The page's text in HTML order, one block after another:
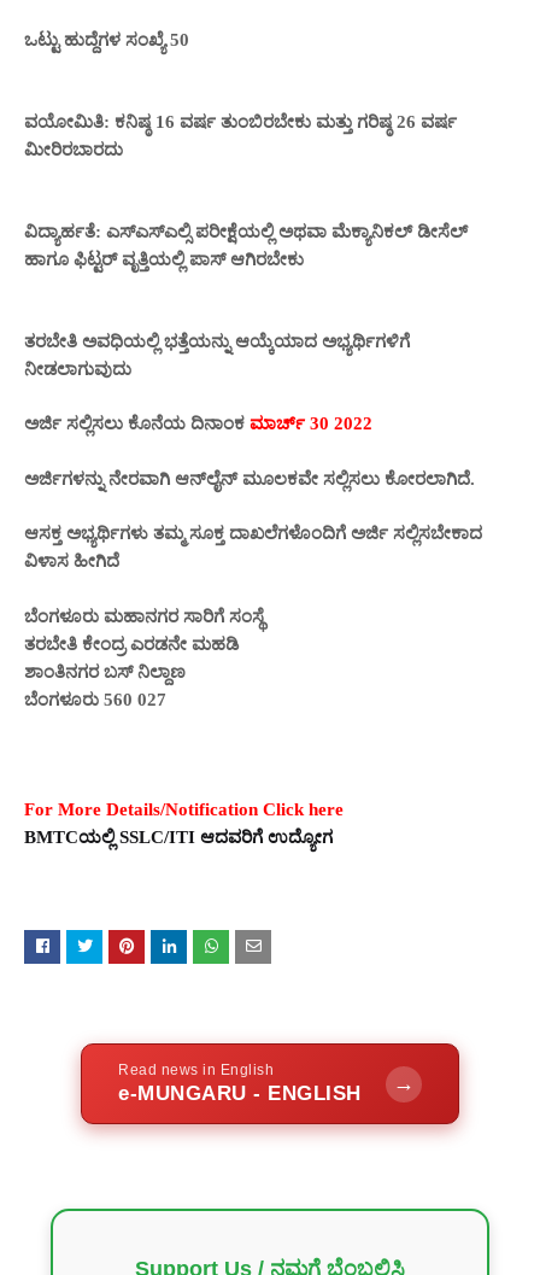
ಒಟ್ಟು ಹುದ್ದೆಗಳ ಸಂಖ್ಯೆ 50
ವಯೋಮಿತಿ: ಕನಿಷ್ಠ 16 ವರ್ಷ ತುಂಬಿರಬೇಕು ಮತ್ತು ಗರಿಷ್ಠ 26 ವರ್ಷ
ಮೀರಿರಬಾರದು
ವಿದ್ಯಾರ್ಹತೆ: ಎಸ್ಎಸ್ಎಲ್ಸಿ ಪರೀಕ್ಷೆಯಲ್ಲಿ ಅಥವಾ ಮೆಕ್ಯಾನಿಕಲ್ ಡೀಸೆಲ್
ಹಾಗೂ ಫಿಟ್ಟರ್ ವೃತ್ತಿಯಲ್ಲಿ ಪಾಸ್ ಆಗಿರಬೇಕು
ತರಬೇತಿ ಅವಧಿಯಲ್ಲಿ ಭತ್ತೆಯನ್ನು ಆಯ್ಕೆಯಾದ ಅಭ್ಯರ್ಥಿಗಳಿಗೆ
ನೀಡಲಾಗುವುದು
ಅರ್ಜಿ ಸಲ್ಲಿಸಲು ಕೊನೆಯ ದಿನಾಂಕ ಮಾರ್ಚ್ 30 2022
ಅರ್ಜಿಗಳನ್ನು ನೇರವಾಗಿ ಆನ್‌ಲೈನ್ ಮೂಲಕವೇ ಸಲ್ಲಿಸಲು ಕೋರಲಾಗಿದೆ.
ಆಸಕ್ತ ಅಭ್ಯರ್ಥಿಗಳು ತಮ್ಮ ಸೂಕ್ತ ದಾಖಲೆಗಳೊಂದಿಗೆ ಅರ್ಜಿ ಸಲ್ಲಿಸಬೇಕಾದ
ವಿಳಾಸ ಹೀಗಿದೆ
ಬೆಂಗಳೂರು ಮಹಾನಗರ ಸಾರಿಗೆ ಸಂಸ್ಥೆ
ತರಬೇತಿ ಕೇಂದ್ರ ಎರಡನೇ ಮಹಡಿ
ಶಾಂತಿನಗರ ಬಸ್ ನಿಲ್ದಾಣ
ಬೆಂಗಳೂರು 560 027
For More Details/Notification Click here
BMTCಯಲ್ಲಿ SSLC/ITI ಆದವರಿಗೆ ಉದ್ಯೋಗ
Read news in English
e-MUNGARU - ENGLISH →
Support Us / ನಮಗೆ ಬೆಂಬಲಿಸಿ